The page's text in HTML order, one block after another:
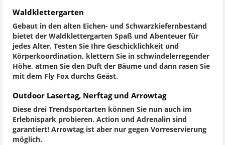
Waldklettergarten
Gebaut in den alten Eichen- und Schwarzkiefernbestand
bietet der Waldklettergarten Spaß und Abenteuer für
jedes Alter. Testen Sie Ihre Geschicklichkeit und
Körperkoordination, klettern Sie in schwindelerregender
Höhe, atmen Sie den Duft der Bäume und dann rasen Sie
mit dem Fly Fox durchs Geäst.
Outdoor Lasertag, Nerftag und Arrowtag
Diese drei Trendsportarten können Sie nun auch im
Erlebnispark probieren. Action und Adrenalin sind
garantiert! Arrowtag ist aber nur gegen Vorreservierung
möglich.